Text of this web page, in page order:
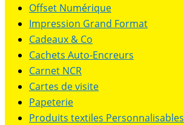
Offset Numérique
Impression Grand Format
Cadeaux & Co
Cachets Auto-Encreurs
Carnet NCR
Cartes de visite
Papeterie
Produits textiles Personnalisables